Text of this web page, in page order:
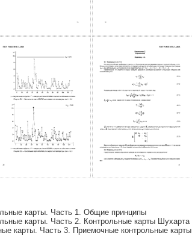
карты. Часть 1. Общие принципы
карты. Часть 2. Контрольные карты Шухарта
карты. Часть 3. Приемочные контрольные карты